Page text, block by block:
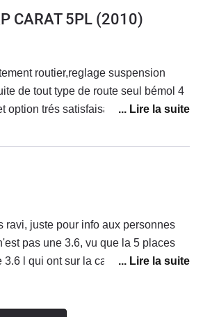
sévèrement du concept
suffisante, précision de la
tout type de route malgré son
me demande jusqu'ou elle
de réussir à trouver sa
un post indiquait que certains lui
CARAT 5PL (2010)
routier,reglage suspension
de tout type de route seul bémol 4
option trés satisfaisant je totalise 190
technique passé et offert par la
neuf
ravi, juste pour info aux personnes
pas une 3.6, vu que la 5 places
l qui ont sur la carte grise 21 ch.